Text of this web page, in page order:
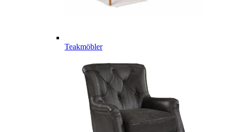
Teakmöbler